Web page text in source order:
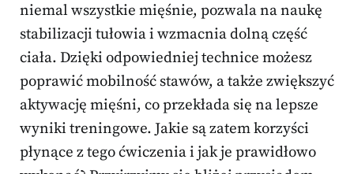
niemal wszystkie mięśnie, pozwala na naukę
stabilizacji tułowia i wzmacnia dolną część
ciała. Dzięki odpowiedniej technice możesz
poprawić mobilność stawów, a także zwiększyć
aktywację mięśni, co przekłada się na lepsze
wyniki treningowe. Jakie są zatem korzyści
płynące z tego ćwiczenia i jak je prawidłowo